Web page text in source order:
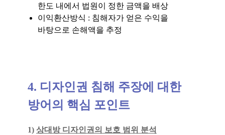
한도 내에서 법원이 정한 금액을 배상
이익환산방식 : 침해자가 얻은 수익을
바탕으로 손해액을 추정
4. 디자인권 침해 주장에 대한
방어의 핵심 포인트
1) 상대방 디자인권의 보호 범위 분석